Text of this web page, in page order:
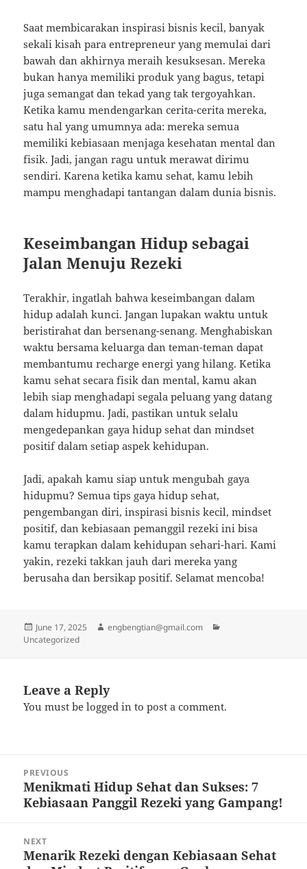
Saat membicarakan inspirasi bisnis kecil, banyak
sekali kisah para entrepreneur yang memulai dari
bawah dan akhirnya meraih kesuksesan. Mereka
bukan hanya memiliki produk yang bagus, tetapi
juga semangat dan tekad yang tak tergoyahkan.
Ketika kamu mendengarkan cerita-cerita mereka,
satu hal yang umumnya ada: mereka semua
memiliki kebiasaan menjaga kesehatan mental dan
fisik. Jadi, jangan ragu untuk merawat dirimu
sendiri. Karena ketika kamu sehat, kamu lebih
mampu menghadapi tantangan dalam dunia bisnis.
Keseimbangan Hidup sebagai
Jalan Menuju Rezeki
Terakhir, ingatlah bahwa keseimbangan dalam
hidup adalah kunci. Jangan lupakan waktu untuk
beristirahat dan bersenang-senang. Menghabiskan
waktu bersama keluarga dan teman-teman dapat
membantumu recharge energi yang hilang. Ketika
kamu sehat secara fisik dan mental, kamu akan
lebih siap menghadapi segala peluang yang datang
dalam hidupmu. Jadi, pastikan untuk selalu
mengedepankan gaya hidup sehat dan mindset
positif dalam setiap aspek kehidupan.
Jadi, apakah kamu siap untuk mengubah gaya
hidupmu? Semua tips gaya hidup sehat,
pengembangan diri, inspirasi bisnis kecil, mindset
positif, dan kebiasaan pemanggil rezeki ini bisa
kamu terapkan dalam kehidupan sehari-hari. Kami
yakin, rezeki takkan jauh dari mereka yang
berusaha dan bersikap positif. Selamat mencoba!
Posted
on
June 17, 2025 Author
engbengtian@gmail.com
Uncategorized
Leave a Reply
You must belogged in to post a comment.
navigation
PREVIOUS
Previous
post:
Menikmati Hidup Sehat dan Sukses: 7
Kebiasaan Panggil Rezeki yang Gampang!
NEXT
Next
Menarik Rezeki dengan Kebiasaan Sehat